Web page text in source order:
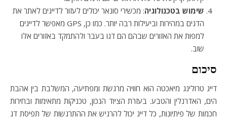
שימוש בטכנולוגיה: מכשירי סונאר יכולים לעזור לדייגים לאתר את
הדגים במהירות וביעילות רבה יותר. כמו כן, GPS מאפשר לדייגים
למפות את האזורים שבהם הם דגו בעבר ולהתמקד באזורים אלו
שוב.
סיכום
דייג טרולינג מיאכטה הוא חוויה מרגשת ומפתיעה, המשלבת בין אהבת
הים, האדרנלין והטבע. בעזרת הציוד הנכון, טכניקות מתאימות ובחירות
חכמות של פיתיונות, כל דייג יכול להרגיש את ההתרגשות של תפיסת דג